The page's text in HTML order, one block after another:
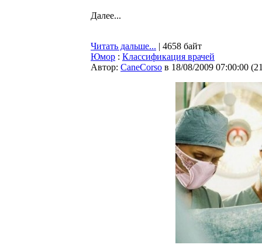
Далее...
Читать дальше... | 4658 байт
Юмор : Классификация врачей
Автор: CaneCorso в 18/08/2009 07:00:00 (